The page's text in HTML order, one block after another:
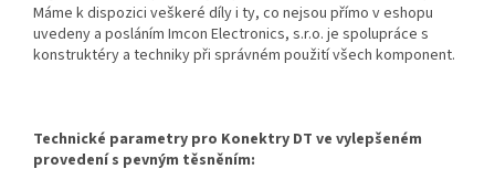
Máme k dispozici veškeré díly i ty, co nejsou přímo v eshopu
uvedeny a posláním Imcon Electronics, s.r.o. je spolupráce s
konstruktéry a techniky při správném použití všech komponent.
Technické parametry pro Konektry DT ve vylepšeném
provedení s pevným těsněním: